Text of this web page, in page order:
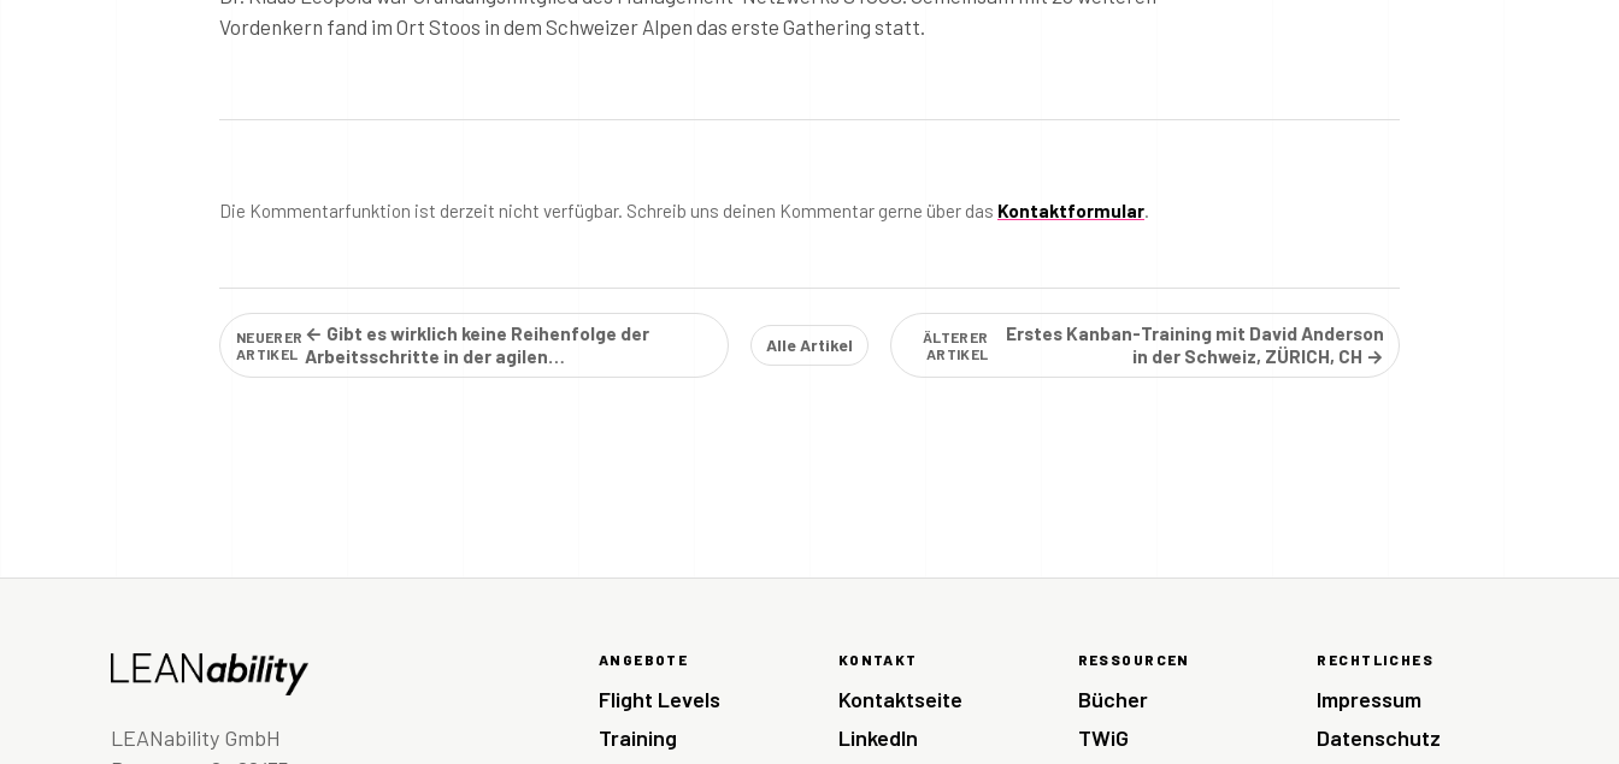
Vordenkern fand im Ort Stoos in dem Schweizer Alpen das erste Gathering statt.
Die Kommentarfunktion ist derzeit nicht verfügbar. Schreib uns deinen Kommentar gerne über das Kontaktformular.
NEUERER
ARTIKEL
← Gibt es wirklich keine Reihenfolge der
Arbeitsschritte in der agilen
Softwareentwicklung?
Alle Artikel
ÄLTERER
ARTIKEL
Erstes Kanban-Training mit David Anderson
in der Schweiz, ZÜRICH, CH →
LEANability GmbH
ANGEBOTE
Flight Levels
Training
KONTAKT
Kontaktseite
LinkedIn
RESSOURCEN
Bücher
TWiG
RECHTLICHES
Impressum
Datenschutz